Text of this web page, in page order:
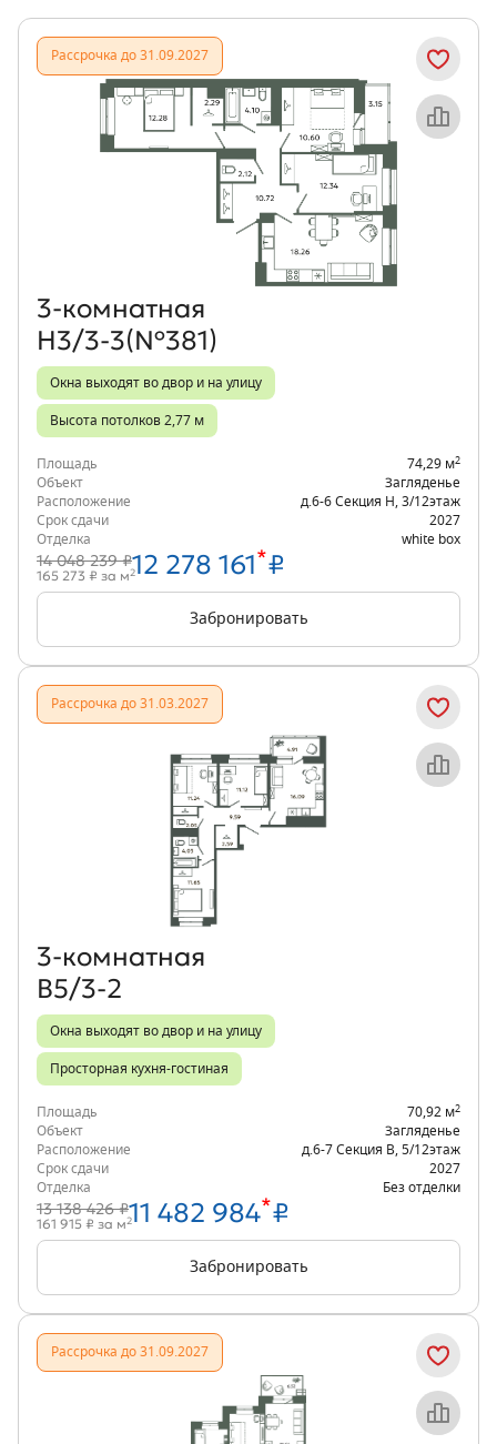
Рассрочка до 31.09.2027
Объект месяца
3‑комнатная
Н3/3-3(№381)
Окна выходят во двор и на улицу
Высота потолков 2,77 м
Площадь 74,29 м2
Объект
Загляденье
Расположение
д.6-6 Секция Н 3/12этаж
Срок сдачи
2027
Отделка
white box
14 048 239 ₽12 278 161*₽
165 273 ₽ за м2
Забронировать
Рассрочка до 31.03.2027
Объект месяца
3‑комнатная
В5/3-2
Окна выходят во двор и на улицу
Просторная кухня-гостиная
Площадь 70,92 м2
Объект
Загляденье
Расположение
д.6-7 Секция В 5/12этаж
Срок сдачи
2027
Отделка
Без отделки
13 138 426 ₽11 482 984*₽
161 915 ₽ за м2
Забронировать
Рассрочка до 31.09.2027